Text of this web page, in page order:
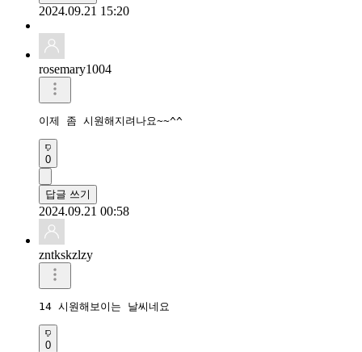
2024.09.21 15:20
rosemary1004
이제 좀 시원해지려나요~~^^
0
답글 쓰기
2024.09.21 00:58
zntkskzlzy
14 시원해보이는 날씨네요
0